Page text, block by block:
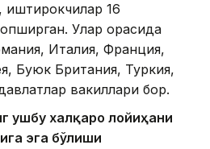
иштирокчилар 16
Улар орасида
Италия, Франция,
Буюк Британия, Туркия,
вакиллари бор.
ушбу халқаро лойиҳани
эга бўлиши